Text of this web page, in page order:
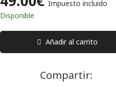
Impuesto incluido
Disponible
Añadir al carrito
Compartir: